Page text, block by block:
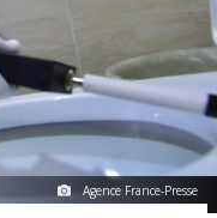
Agence France-Presse